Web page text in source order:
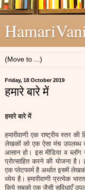
Friday, 18 October 2019
हमारे बारे में
हमारे बारे में
हमारीवाणी एक राष्ट्रीय स्तर
लेखकों को एक ऐसा मंच उपलब्ध
आसान हो। इस मीडिया व
प्रोत्साहित करने की योजना
एक प्लेटफार्म है अर्थात इसमें
ध्येय है। हमारीवाणी प्रत्येक
किये सबको एक जैसी सुविधाएँ